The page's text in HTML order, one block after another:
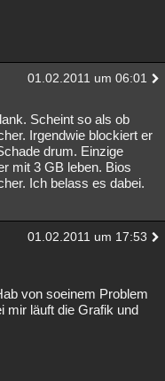
01.02.2011 um 06:01
Scheint so als ob
Irgendwie blockiert er
drum. Einzige
mit 3 GB leben. Bios
Ich belass es dabei.
01.02.2011 um 17:53
von soeinem Problem
mir läuft die Grafik und